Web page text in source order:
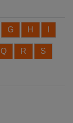
G H
Q R S